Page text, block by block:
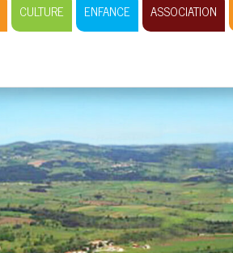
CULTURE ENFANCE ASSOCIATION